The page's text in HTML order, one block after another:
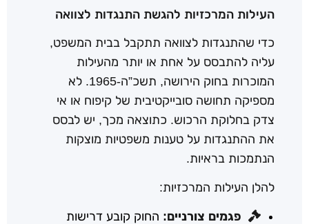
העילות המרכזיות להגשת התנגדות לצוואה
כדי שהתנגדות לצוואה תתקבל בבית המשפט,
עליה להתבסס על אחת או יותר מהעילות
המוכרות בחוק הירושה, תשכ”ה-1965. לא
מספיקה תחושה סובייקטיבית של קיפוח או אי
צדק בחלוקת הרכוש. כתוצאה מכך, יש לבסס
את ההתנגדות על טענות משפטיות מוצקות
הנתמכות בראיות.
להלן העילות המרכזיות:
פגמים צורניים: החוק קובע דרישות